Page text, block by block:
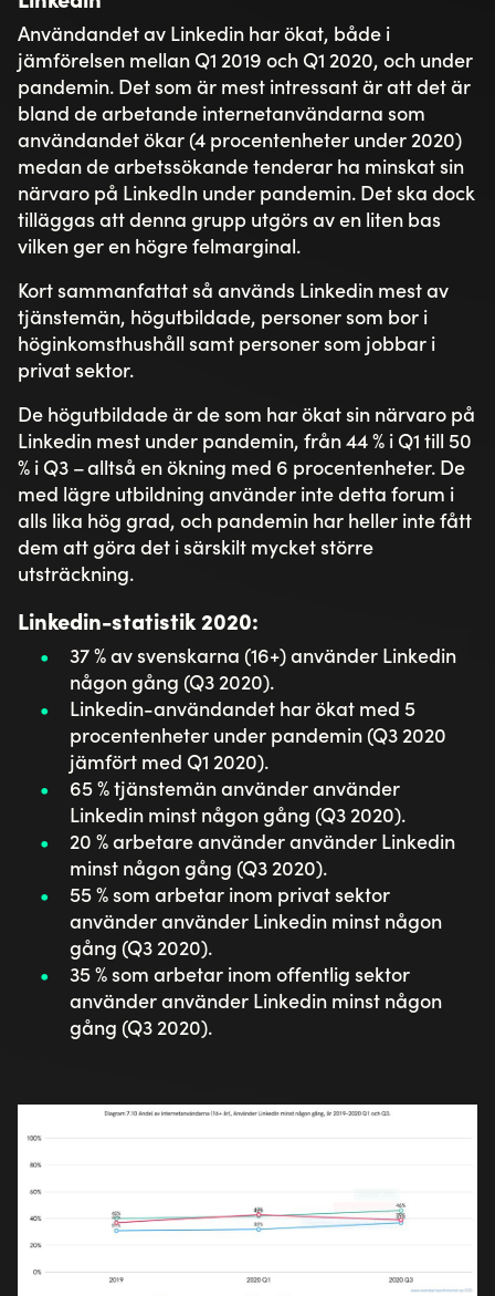
Användandet av Linkedin har ökat, både i
jämförelsen mellan Q1 2019 och Q1 2020, och under
pandemin. Det som är mest intressant är att det är
bland de arbetande internetanvändarna som
användandet ökar (4 procentenheter under 2020)
medan de arbetssökande tenderar ha minskat sin
närvaro på LinkedIn under pandemin. Det ska dock
tilläggas att denna grupp utgörs av en liten bas
vilken ger en högre felmarginal.
Kort sammanfattat så används Linkedin mest av
tjänstemän, högutbildade, personer som bor i
höginkomsthushåll samt personer som jobbar i
privat sektor.
De högutbildade är de som har ökat sin närvaro på
Linkedin mest under pandemin, från 44 % i Q1 till 50
% i Q3 – alltså en ökning med 6 procentenheter. De
med lägre utbildning använder inte detta forum i
alls lika hög grad, och pandemin har heller inte fått
dem att göra det i särskilt mycket större
utsträckning.
Linkedin-statistik 2020:
37 % av svenskarna (16+) använder Linkedin
någon gång (Q3 2020).
Linkedin-användandet har ökat med 5
procentenheter under pandemin (Q3 2020
jämfört med Q1 2020).
65 % tjänstemän använder använder
Linkedin minst någon gång (Q3 2020).
20 % arbetare använder använder Linkedin
minst någon gång (Q3 2020).
55 % som arbetar inom privat sektor
använder använder Linkedin minst någon
gång (Q3 2020).
35 % som arbetar inom offentlig sektor
använder använder Linkedin minst någon
gång (Q3 2020).